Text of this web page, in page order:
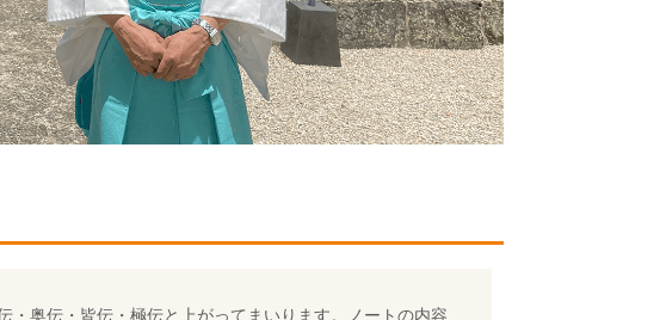
奥伝・皆伝・極伝と上がってまいります。ノートの内容